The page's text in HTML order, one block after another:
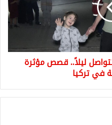
ليلاً.. قصص مؤثرة
في تركيا